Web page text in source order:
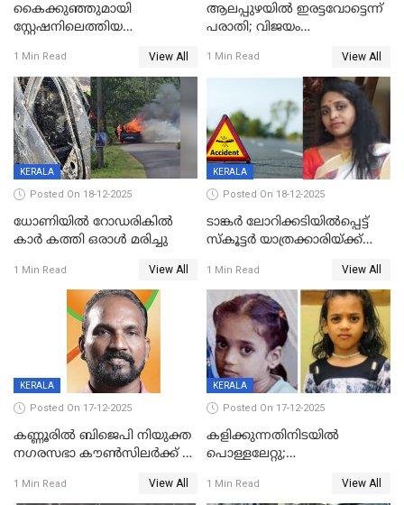
കൈക്കുഞ്ഞുമായി
സ്റ്റേഷനിലെത്തിയ
കരണത്തടിച്ചു; CC ടിവി
ദൃശ്യങ്ങൾ പുറത്ത്
1 Min Read View All
ആലപ്പുഴയിൽ ഇരട്ടവോട്ടെന്ന്
പരാതി; വിജയം
വാർഡിലെ എൽഡിഎഫ്
സ്ഥാനാർത്ഥി
1 Min Read View All
KERALA
Posted On 18-12-2025
ധോണിയിൽ റോഡരികിൽ
കാർ കത്തി ഒരാൾ മരിച്ചു
1 Min Read View All
KERALA
Posted On 18-12-2025
ടാങ്കർ ലോറിക്കടിയിൽപ്പെട്ട്
സ്കൂട്ടർ യാത്രക്കാരിയ്ക്ക്
കണ്ടോത്ത് ദേശീയ പാതയിൽ
1 Min Read View All
KERALA
Posted On 17-12-2025
കണ്ണൂരിൽ ബിജെപി നിയുക്ത
നഗരസഭാ കൗൺസിലർക്ക് 36
1 Min Read View All
KERALA
Posted On 17-12-2025
കളിക്കുന്നതിനിടയിൽ
പൊള്ളലേറ്റു;
ക്ലാസ് വിദ്യാർത്ഥിനി മരിച്ചു
1 Min Read View All